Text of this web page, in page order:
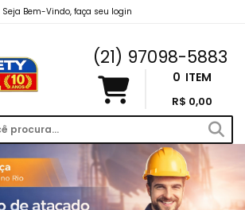
Seja Bem-Vindo, faça seu login
(21) 97098-5883
0 ITEM
R$ 0,00